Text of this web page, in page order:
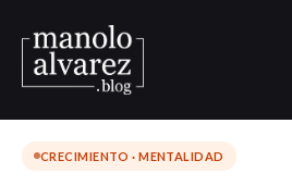
CRECIMIENTO · MENTALIDAD